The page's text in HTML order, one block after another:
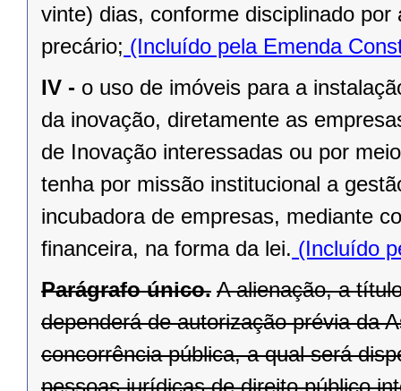
vinte) dias, conforme disciplinado
precário; (Incluído pela Emenda
IV - o uso de imóveis para a
da inovação, diretamente as
de Inovação interessadas ou por
tenha por missão institucional a
incubadora de empresas, mediante
financeira, na forma da lei. (Incluído
Parágrafo único. A alienação, a
dependerá de autorização prévia da
concorrência pública, a qual será
pessoas jurídicas de direito público